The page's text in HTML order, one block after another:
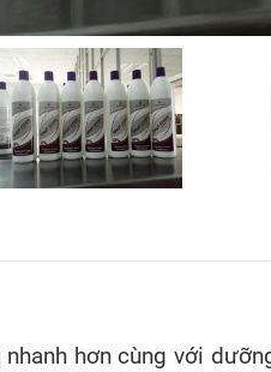
nhanh hơn cùng với